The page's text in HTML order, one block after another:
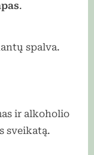
.
spalva.
ir alkoholio
sveikatą.